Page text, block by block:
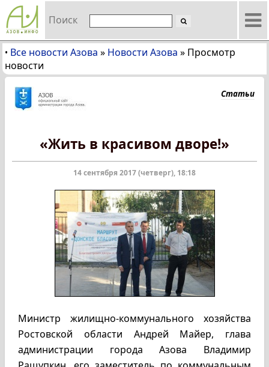
Поиск
• Все новости Азова » Новости Азова » Просмотр
новости
Статьи
«Жить в красивом дворе!»
14 сентября 2017 (четверг), 18:18
Министр жилищно-коммунального хозяйства
Ростовской области Андрей Майер, глава
администрации города Азова Владимир